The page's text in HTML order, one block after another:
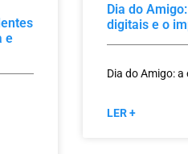
e
Dia do
digitais e o
Dia do Amigo: a
LER +